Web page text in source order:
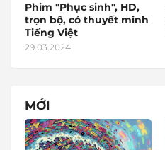
Phim "Phục sinh", HD,
trọn bộ, có thuyết minh
Tiếng Việt
29.03.2024
MỚI